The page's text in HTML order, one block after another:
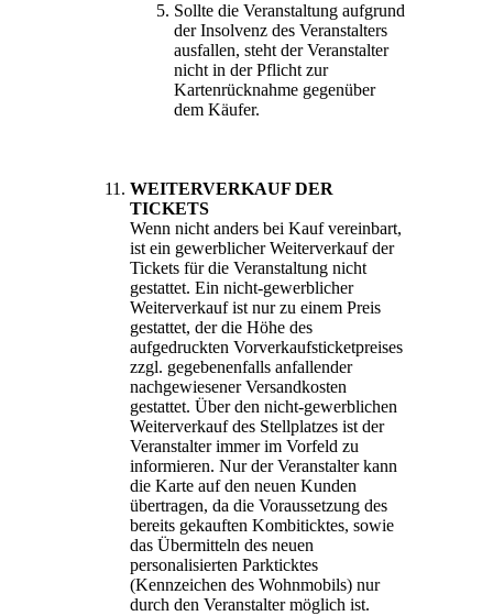
Sollte die Veranstaltung aufgrund
der Insolvenz des Veranstalters
ausfallen, steht der Veranstalter
nicht in der Pflicht zur
Kartenrücknahme gegenüber
dem Käufer.
WEITERVERKAUF DER
TICKETS
Wenn nicht anders bei Kauf vereinbart,
ist ein gewerblicher Weiterverkauf der
Tickets für die Veranstaltung nicht
gestattet. Ein nicht-gewerblicher
Weiterverkauf ist nur zu einem Preis
gestattet, der die Höhe des
aufgedruckten Vorverkaufsticketpreises
zzgl. gegebenenfalls anfallender
nachgewiesener Versandkosten
gestattet. Über den nicht-gewerblichen
Weiterverkauf des Stellplatzes ist der
Veranstalter immer im Vorfeld zu
informieren. Nur der Veranstalter kann
die Karte auf den neuen Kunden
übertragen, da die Voraussetzung des
bereits gekauften Kombiticktes, sowie
das Übermitteln des neuen
personalisierten Parkticktes
(Kennzeichen des Wohnmobils) nur
durch den Veranstalter möglich ist.